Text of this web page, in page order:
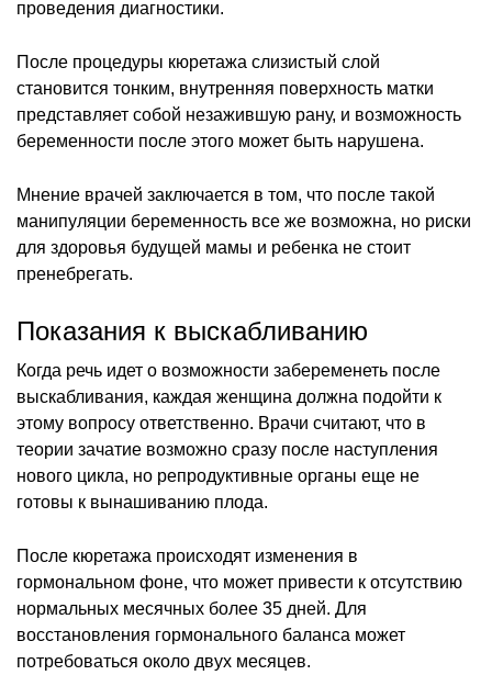
проведения диагностики.
После процедуры кюретажа слизистый слой
становится тонким, внутренняя поверхность матки
представляет собой незажившую рану, и возможность
беременности после этого может быть нарушена.
Мнение врачей заключается в том, что после такой
манипуляции беременность все же возможна, но риски
для здоровья будущей мамы и ребенка не стоит
пренебрегать.
Показания к выскабливанию
Когда речь идет о возможности забеременеть после
выскабливания, каждая женщина должна подойти к
этому вопросу ответственно. Врачи считают, что в
теории зачатие возможно сразу после наступления
нового цикла, но репродуктивные органы еще не
готовы к вынашиванию плода.
После кюретажа происходят изменения в
гормональном фоне, что может привести к отсутствию
нормальных месячных более 35 дней. Для
восстановления гормонального баланса может
потребоваться около двух месяцев.